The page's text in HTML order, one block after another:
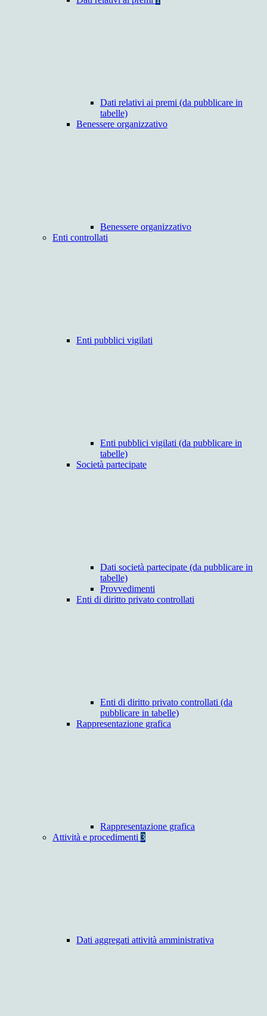
Dati relativi ai premi (da pubblicare in
tabelle)
Benessere organizzativo
Benessere organizzativo
Enti controllati
Enti pubblici vigilati
Enti pubblici vigilati (da pubblicare in
tabelle)
Società partecipate
Dati società partecipate (da pubblicare in
tabelle)
Provvedimenti
Enti di diritto privato controllati
Enti di diritto privato controllati (da
pubblicare in tabelle)
Rappresentazione grafica
Rappresentazione grafica
Attività e procedimenti 3
Dati aggregati attività amministrativa